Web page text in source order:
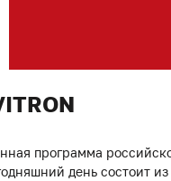
программа
день состоит